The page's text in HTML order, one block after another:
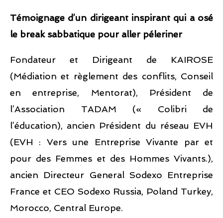
Témoignage d’un dirigeant inspirant qui a osé
le break sabbatique pour aller péleriner
Fondateur et Dirigeant de KAIROSE
(Médiation et règlement des conflits, Conseil
en entreprise, Mentorat), Président de
l’Association TADAM (« Colibri de
l’éducation), ancien Président du réseau EVH
(EVH : Vers une Entreprise Vivante par et
pour des Femmes et des Hommes Vivants.),
ancien Directeur General Sodexo Entreprise
France et CEO Sodexo Russia, Poland Turkey,
Morocco, Central Europe.